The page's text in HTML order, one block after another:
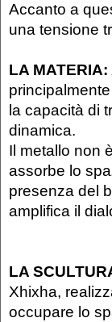
Accanto a
una tensione
LA
la capacità di
dinamica.
Il metallo non
assorbe lo
presenza del
amplifica il
LA
Xhixha,
occupare lo